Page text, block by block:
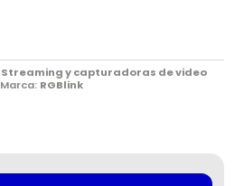
Streaming y capturadoras de video
Marca: RGBlink